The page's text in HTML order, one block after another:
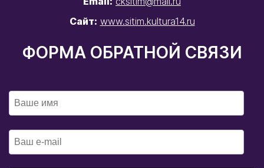
Сайт: www.sitim.kultura14.ru
ФОРМА ОБРАТНОЙ СВЯЗИ